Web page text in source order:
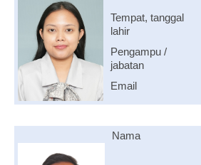
Tempat, tanggal
lahir
Pengampu /
jabatan
Email
Nama